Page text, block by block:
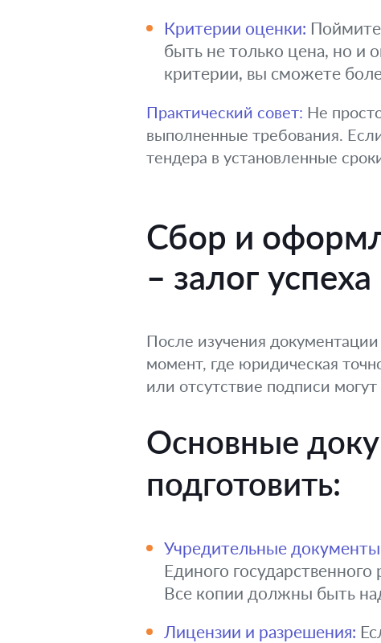
Критерии оценки:
быть не только цена, но и
критерии, вы сможете
Практический совет: Не
выполненные требования.
тендера в установленные
Сбор и
– залог успеха
После изучения
момент, где юридическая
или отсутствие подписи
Основные
подготовить:
Учредительные
Единого
Все копии должны быть
Лицензии и разрешения: